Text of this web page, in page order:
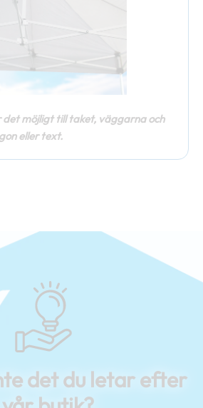
det möjligt till taket, väggarna och
eller text.
det du letar efter